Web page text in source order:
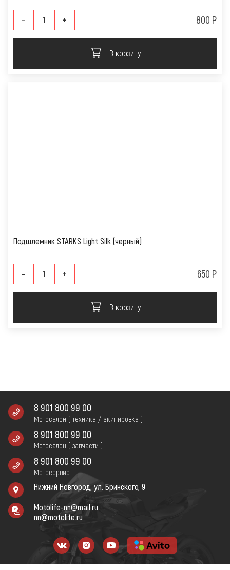
- + 800 Р
В корзину
Подшлемник STARKS Light Silk (черный)
- + 650 Р
В корзину
8 901 800 99 00
Мотосалон ( техника / экипировка )
8 901 800 99 00
Мотосалон ( запчасти )
8 901 800 99 00
Мотосервис
Нижний Новгород, ул. Бринского, 9
Motolife-nn@mail.ru
nn@motolife.ru